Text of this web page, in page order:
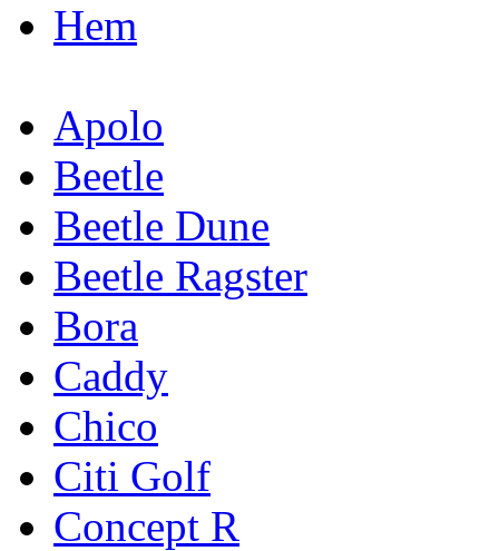
Hem
Apolo
Beetle
Beetle Dune
Beetle Ragster
Bora
Caddy
Chico
Citi Golf
Concept R